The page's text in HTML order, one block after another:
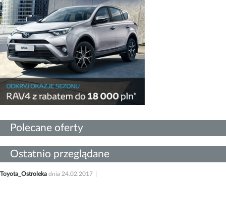
Polecane oferty
Ostatnio przeglądane
Toyota_Ostroleka dnia 24.02.2017